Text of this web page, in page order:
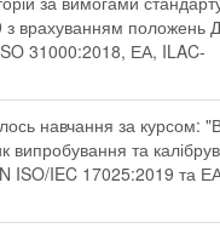
з врахуванням положень
31000:2018, ЕА, ILAC-
навчання за курсом:
випробування та
ISO/IEC 17025:2019 та